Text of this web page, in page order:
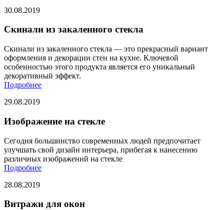
30.08.2019
Скинали из закаленного стекла
Скинали из закаленного стекла — это прекрасный вариант
оформления и декорации стен на кухне. Ключевой
особенностью этого продукта является его уникальный
декоративный эффект.
Подробнее
29.08.2019
Изображение на стекле
Сегодня большинство современных людей предпочитает
улучшать свой дизайн интерьера, прибегая к нанесению
различных изображений на стекле
Подробнее
28.08.2019
Витражи для окон